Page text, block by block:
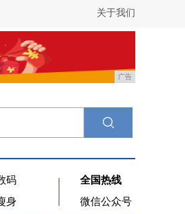
关于我们
广告
码
身
全国热线
微信公众号